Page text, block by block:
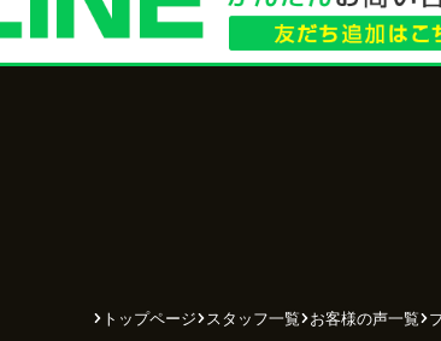
トップページ スタッフ一覧 お客様の声一覧